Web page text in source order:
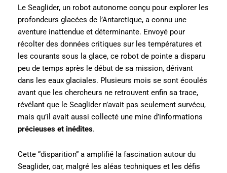
Le Seaglider, un robot autonome conçu pour explorer les
profondeurs glacées de l’Antarctique, a connu une
aventure inattendue et déterminante. Envoyé pour
récolter des données critiques sur les températures et
les courants sous la glace, ce robot de pointe a disparu
peu de temps après le début de sa mission, dérivant
dans les eaux glaciales. Plusieurs mois se sont écoulés
avant que les chercheurs ne retrouvent enfin sa trace,
révélant que le Seaglider n’avait pas seulement survécu,
mais qu’il avait aussi collecté une mine d’informations
précieuses et inédites.
Cette “disparition” a amplifié la fascination autour du
Seaglider, car, malgré les aléas techniques et les défis